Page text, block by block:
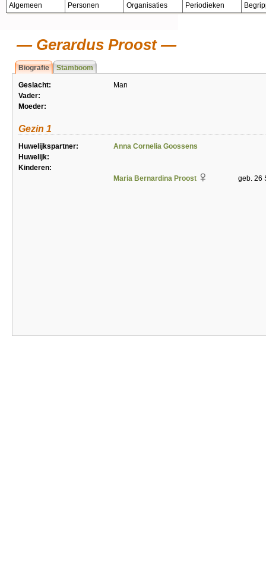
Algemeen Personen Organisaties Periodieken
Gerardus Proost
Biografie Stamboom
Geslacht:
Man
Vader:
Moeder:
Gezin 1
Huwelijkspartner:
Anna Cornelia Goossens
Huwelijk:
Kinderen:
Maria Bernardina Proost
geb. 26